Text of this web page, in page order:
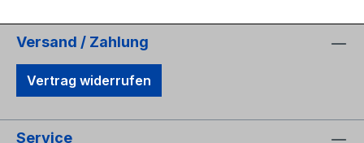
Versand / Zahlung
Vertrag widerrufen
Service